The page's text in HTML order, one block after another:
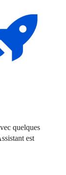
quelques
est